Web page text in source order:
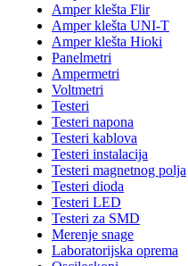
Amper klešta Flir
Amper klešta UNI-T
Amper klešta Hioki
Panelmetri
Ampermetri
Voltmetri
Testeri
Testeri napona
Testeri kablova
Testeri instalacija
Testeri magnetnog polja
Testeri dioda
Testeri LED
Testeri za SMD
Merenje snage
Laboratorijska oprema